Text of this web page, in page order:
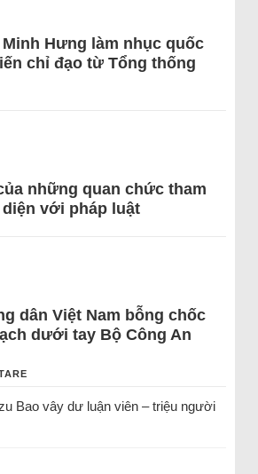
Hưng làm nhục quốc
chỉ đạo từ Tổng thống
những quan chức tham
với pháp luật
dân Việt Nam bỗng chốc
dưới tay Bộ Công An
Bao vây dư luận viên – triệu người